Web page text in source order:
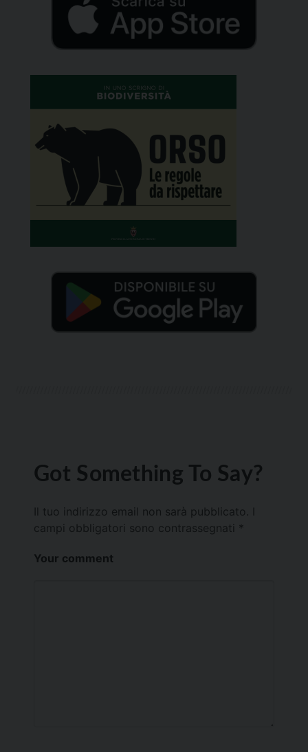
Got Something To Say?
Il tuo indirizzo email non sarà pubblicato.
campi obbligatori sono contrassegnati *
Your comment